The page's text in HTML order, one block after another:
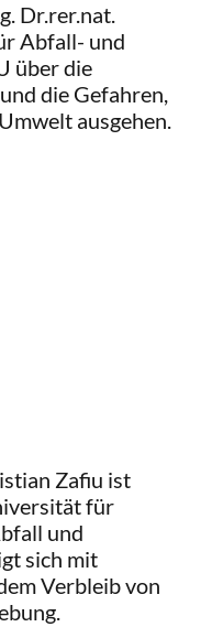
Dr.rer.nat.
Abfall- und
über die
die Gefahren,
ausgehen.
Zafiu ist
für
und
sich mit
Verbleib von